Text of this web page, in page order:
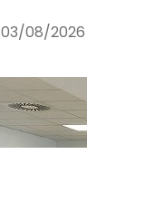
08/2026